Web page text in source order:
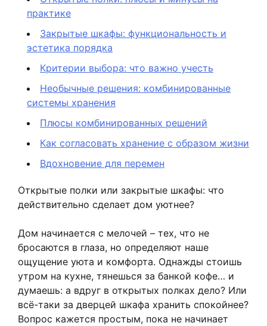
практике
Закрытые шкафы: функциональность и
эстетика порядка
Критерии выбора: что важно учесть
Необычные решения: комбинированные
системы хранения
Плюсы комбинированных решений
Как согласовать хранение с образом жизни
Вдохновение для перемен
Открытые полки или закрытые шкафы: что
действительно сделает дом уютнее?
Дом начинается с мелочей – тех, что не
бросаются в глаза, но определяют наше
ощущение уюта и комфорта. Однажды стоишь
утром на кухне, тянешься за банкой кофе… и
думаешь: а вдруг в открытых полках дело? Или
всё-таки за дверцей шкафа хранить спокойнее?
Вопрос кажется простым, пока не начинает